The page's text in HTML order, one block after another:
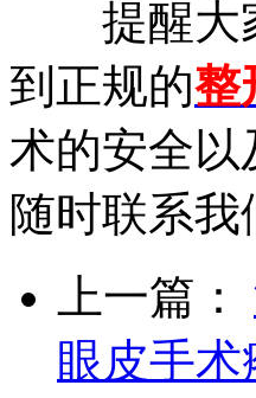
提醒大家
到正规的整
术的安全以
随时联系
上一篇：
眼皮手术